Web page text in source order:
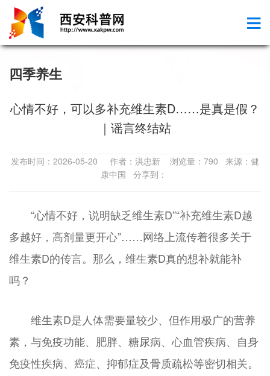
四季养生
心情不好，可以多补充维生素D……是真是假？
｜谣言终结站
发布时间：2026-05-20 作者：洪忠新 浏览量：790 来源：健
康中国 分享到：
“心情不好，说明缺乏维生素D”“补充维生素D越
多越好，高剂量更开心”……网络上流传着很多关于
维生素D的传言。那么，维生素D真的想补就能补
吗？
维生素D是人体需要量较少、但作用极广的营养
素，与免疫功能、肥胖、糖尿病、心血管疾病、自身
免疫性疾病、癌症、抑郁症及骨质疏松等密切相关。